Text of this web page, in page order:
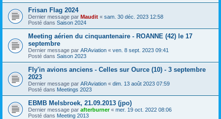
Frisan Flag 2024
Dernier message par Maudit « sam. 30 déc. 2023 12:58
Posté dans Saison 2024
Meeting aérien du cinquantenaire - ROANNE (42) le 17
septembre
Dernier message par ARAviation « ven. 8 sept. 2023 09:41
Posté dans Saison 2023
Fly'in avions anciens - Celles sur Ource (10) - 3 septembre
2023
Dernier message par ARAviation « dim. 13 août 2023 07:59
Posté dans Meetings 2023
EBMB Melsbroek, 21.09.2013 (jpo)
Dernier message par afterburner« mer. 19 oct. 2022 08:06
Posté dans Meeting 2013